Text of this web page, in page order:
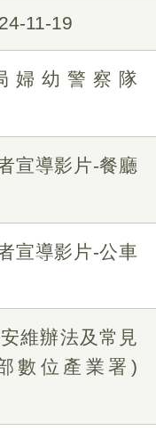
11-19
婦幼警察隊
宣導影片-餐廳
宣導影片-公車
維辦法及常見
數位產業署)